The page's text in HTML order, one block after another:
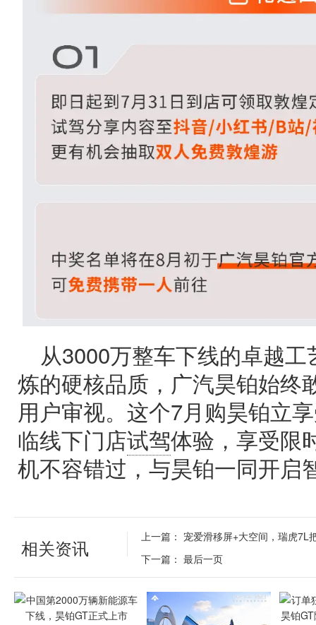
从3000万整车下线的卓越
炼的硬核品质，广汽昊铂始终
用户审视。这个7月购昊铂立
临线下门店试驾体验，享受限
机不容错过，与昊铂一同开启
相关资讯 上一篇： 宠爱滑移屏+大空间，瑞虎7L
下一篇： 最后一页